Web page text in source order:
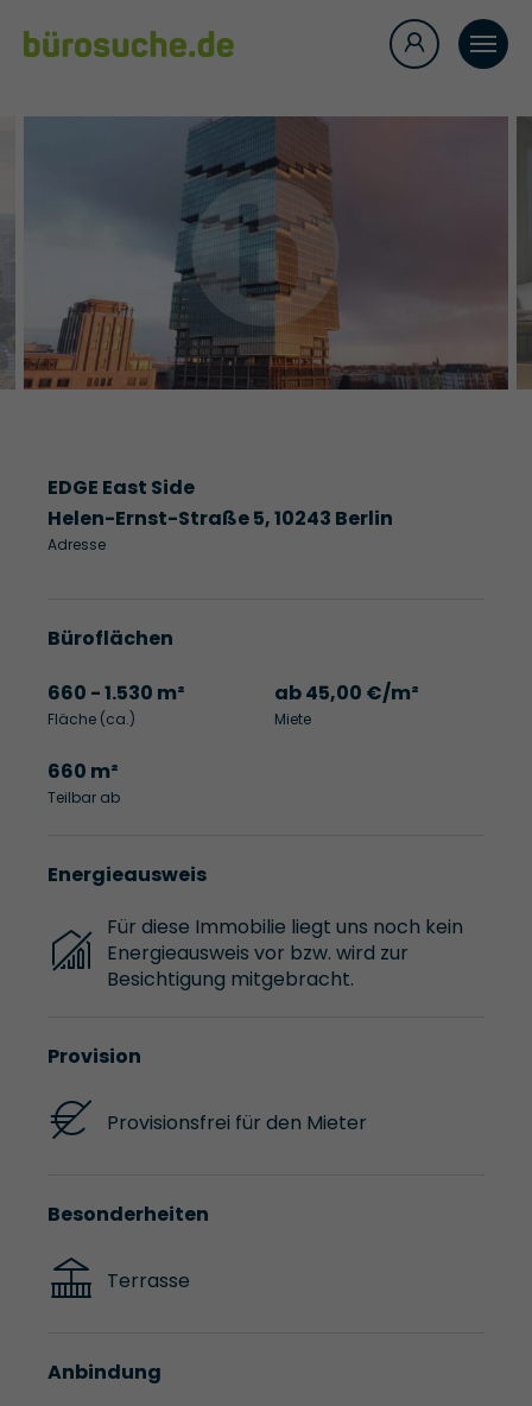
EDGE East Side
Helen-Ernst-Straße 5, 10243 Berlin
Adresse
Büroflächen
660 - 1.530 m²
Fläche (ca.)
ab 45,00 €/m²
Miete
660 m²
Teilbar ab
Energieausweis
Für diese Immobilie liegt uns noch kein
Energieausweis vor bzw. wird zur
Besichtigung mitgebracht.
Provision
Provisionsfrei für den Mieter
Besonderheiten
Terrasse
Anbindung